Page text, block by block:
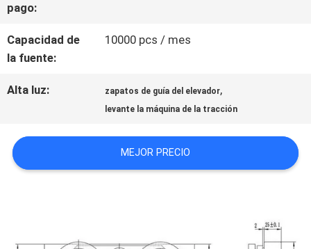
CONTACTO
CON
NOTICIAS
CASOS
pago:
Capacidad de
la fuente:
10000 pcs / mes
Alta luz: zapatos de guía del elevador,
levante la máquina de la tracción
MEJOR PRECIO